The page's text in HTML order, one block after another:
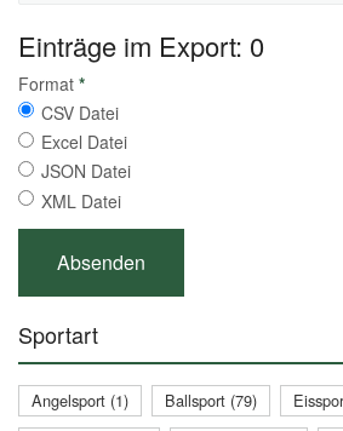
Einträge im Export: 0
Format *
CSV Datei
Excel Datei
JSON Datei
XML Datei
Sportart
Angelsport (1) Ballsport (79)